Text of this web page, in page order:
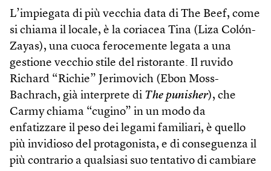
L’impiegata di più vecchia data di The Beef, come
si chiama il locale, è la coriacea Tina (Liza Colón-
Zayas), una cuoca ferocemente legata a una
gestione vecchio stile del ristorante. Il ruvido
Richard “Richie” Jerimovich (Ebon Moss-
Bachrach, già interprete di The punisher), che
Carmy chiama “cugino” in un modo da
enfatizzare il peso dei legami familiari, è quello
più invidioso del protagonista, e di conseguenza il
più contrario a qualsiasi suo tentativo di cambiare